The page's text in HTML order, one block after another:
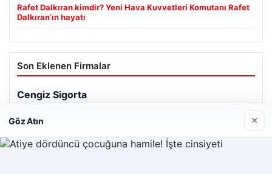
Rafet Dalkıran kimdir? Yeni Hava Kuvvetleri Komutanı Rafet
Dalkıran’ın hayatı
Son Eklenen Firmalar
Cengiz Sigorta
Göz Atın ×